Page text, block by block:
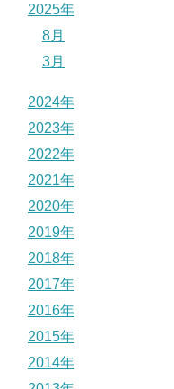
2025年
8月
3月
2024年
2023年
2022年
2021年
2020年
2019年
2018年
2017年
2016年
2015年
2014年